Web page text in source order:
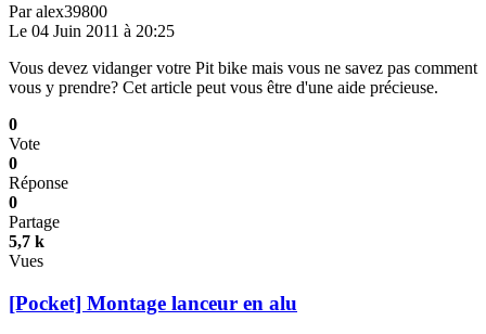
Paralex39800
Le 04 Juin 2011 à 20:25
Vous devez vidanger votre Pit bike mais vous ne savez pas comment
vous y prendre? Cet article peut vous être d'une aide précieuse.
0
Vote
0
Réponse
0
Partage
5,7 k
Vues
[Pocket] Montage lanceur en alu